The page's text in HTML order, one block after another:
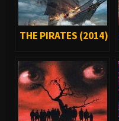
THE PIRATES (2014)